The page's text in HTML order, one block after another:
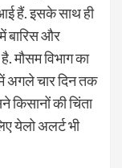
हैं. इसके साथ ही
बारिस और
मौसम विभाग का
अगले चार दिन तक
किसानों की चिंता
येलो अलर्ट भी